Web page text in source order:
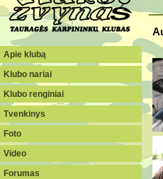
Apie klubą
Klubo nariai
Klubo renginiai
Tvenkinys
Foto
Video
Forumas